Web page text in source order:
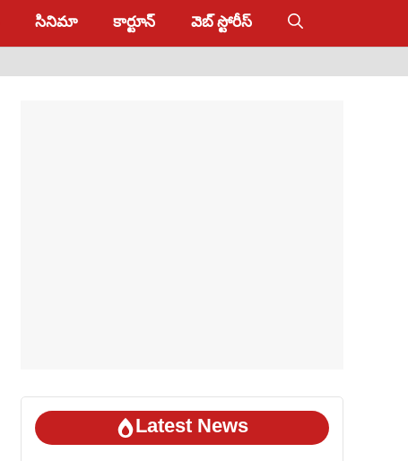
సినిమా కార్టూన్ వెబ్ స్టోరీస్
Latest News